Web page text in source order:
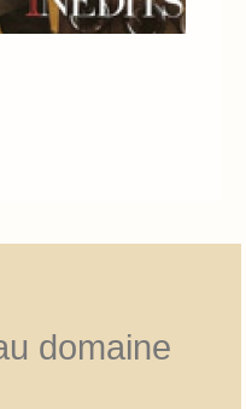
domaine